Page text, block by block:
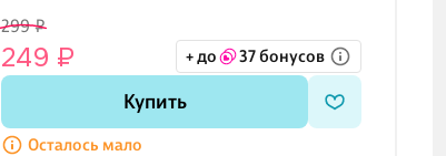
299 ₽
249 ₽ + до 37 бонусов
Купить
Осталось мало